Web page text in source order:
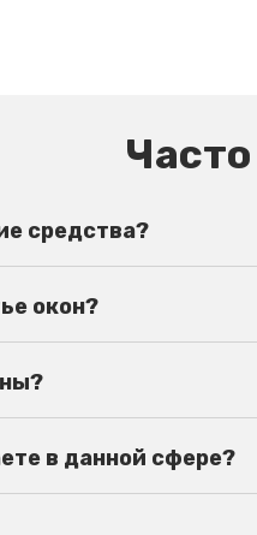
средства?
окон?
в данной сфере?